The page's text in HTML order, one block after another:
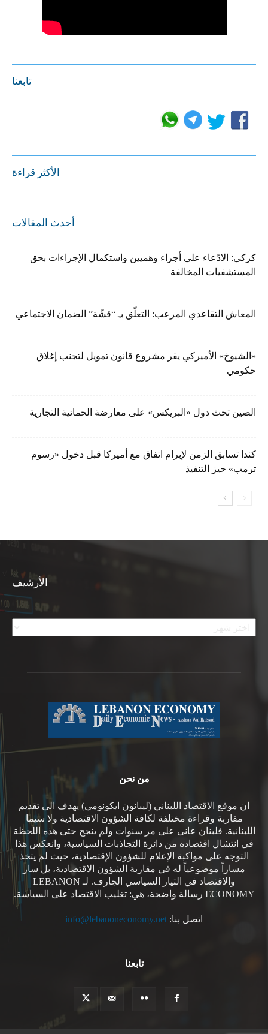
تابعنا
الأكثر قراءة
أحدث المقالات
كركي: الادّعاء على أجراء وهميين واستكمال الإجراءات بحق
المستشفيات المخالفة
المعاش التقاعدي المرعب: التعلّق بـِ “قشّة” الضمان الاجتماعي
«الشيوخ» الأميركي يقر مشروع قانون تمويل لتجنب إغلاق
حكومي
الصين تحث دول «البريكس» على معارضة الحمائية التجارية
كندا تسابق الزمن لإبرام اتفاق مع أميركا قبل دخول «رسوم
ترمب» حيز التنفيذ
الأرشيف
الأرشيف
من نحن
ان موقع الاقتصاد اللبناني (ليبانون ايكونومي) يهدف الى تقديم
مقاربة وقراءة مختلفة لكافة الشؤون الاقتصادية ولا سيما
اللبنانية. فلبنان عانى على مر سنوات ولم ينجح حتى هذه اللحظة
في انتشال اقتصاده من دائرة التجاذبات السياسية، وانعكس هذا
التوجه على مواكبة الإعلام للشؤون الإقتصادية، حيث لم يتخذ
مساراً موضوعياً له في مقاربة الشؤون الاقتصادية، بل سار
والاقتصاد في التيار السياسي الجارف. لـ LEBANON
ECONOMY رسالة واضحة، هي: تغليب الاقتصاد على السياسة.
اتصل بنا: info@lebanoneconomy.net
تابعنا